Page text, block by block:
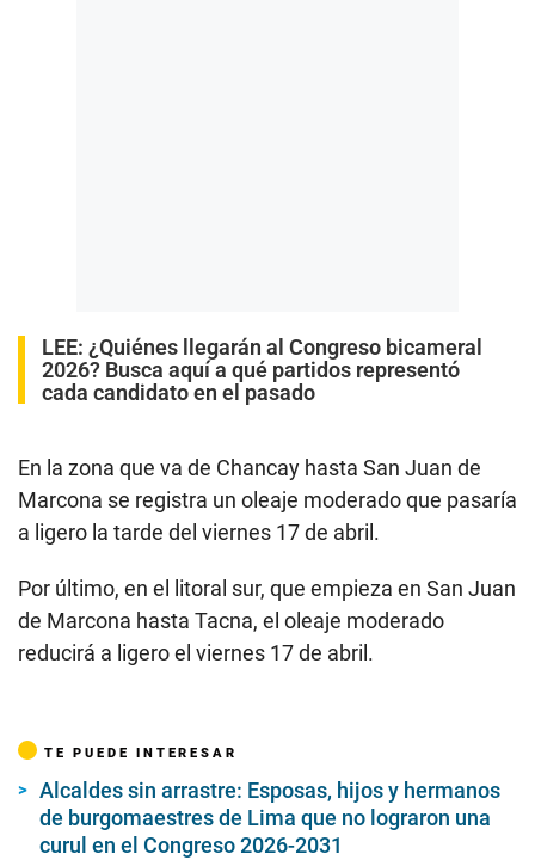
LEE: ¿Quiénes llegarán al Congreso bicameral
2026? Busca aquí a qué partidos representó
cada candidato en el pasado
En la zona que va de Chancay hasta San Juan de
Marcona se registra un oleaje moderado que pasaría
a ligero la tarde del viernes 17 de abril.
Por último, en el litoral sur, que empieza en San Juan
de Marcona hasta Tacna, el oleaje moderado
reducirá a ligero el viernes 17 de abril.
TE PUEDE INTERESAR
Alcaldes sin arrastre: Esposas, hijos y hermanos
de burgomaestres de Lima que no lograron una
curul en el Congreso 2026-2031